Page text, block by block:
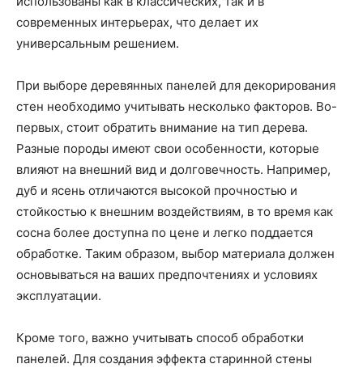
современных интерьерах, что делает их
универсальным решением.
При выборе деревянных панелей для декорирования
стен необходимо учитывать несколько факторов. Во-
первых, стоит обратить внимание на тип дерева.
Разные породы имеют свои особенности, которые
влияют на внешний вид и долговечность. Например,
дуб и ясень отличаются высокой прочностью и
стойкостью к внешним воздействиям, в то время как
сосна более доступна по цене и легко поддается
обработке. Таким образом, выбор материала должен
основываться на ваших предпочтениях и условиях
эксплуатации.
Кроме того, важно учитывать способ обработки
панелей. Для создания эффекта старинной стены